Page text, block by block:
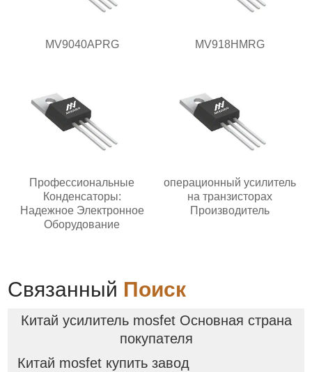
MV9040APRG MV918HMRG
Профессиональные
Конденсаторы:
Надежное Электронное
Оборудование
операционный усилитель
на транзисторах
Производитель
Связанный Поиск
Китай усилитель mosfet Основная страна
покупателя
Китай mosfet купить завод